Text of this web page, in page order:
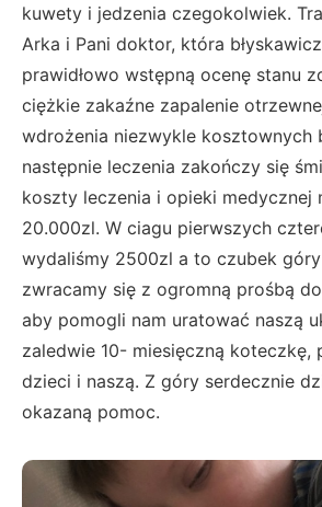
kuwety i jedzenia czegokolwiek.
Arka i Pani doktor, która
prawidłowo wstępną ocenę stanu
ciężkie zakaźne zapalenie
wdrożenia niezwykle kosztownych
następnie leczenia zakończy się
koszty leczenia i opieki medycznej
20.000zl. W ciagu pierwszych
wydaliśmy 2500zl a to czubek
zwracamy się z ogromną prośbą
aby pomogli nam uratować naszą
zaledwie 10- miesięczną koteczkę,
dzieci i naszą. Z góry serdecznie
okazaną pomoc.